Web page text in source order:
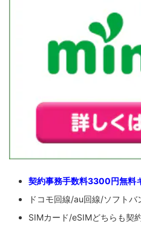
契約事務手数料3300円無料
ドコモ回線/au回線/ソフトバ
SIMカード/eSIMどちらも契